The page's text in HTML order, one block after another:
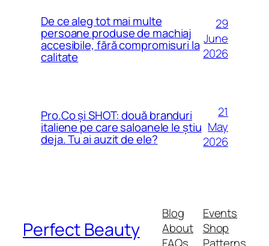
De ce aleg tot mai multe
persoane produse de machiaj
accesibile, fără compromisuri la
calitate
29
June
2026
Pro.Co și SHOT: două branduri
italiene pe care saloanele le știu
deja. Tu ai auzit de ele?
21
May
2026
Perfect Beauty
Blog
About
Events
Shop